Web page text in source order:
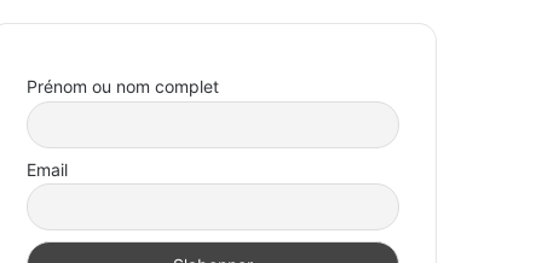
Prénom ou nom complet
Email